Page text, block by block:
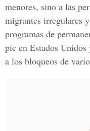
menores, sino a las
migrantes irregulares
programas de
pie en Estados Unidos
a los bloqueos de